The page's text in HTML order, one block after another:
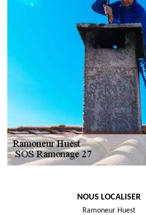
NOUS LOCALISER
Ramoneur Huest